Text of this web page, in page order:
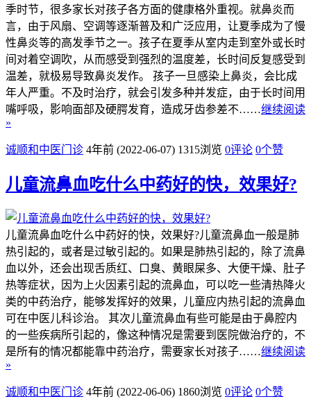
季时节，很多家长对孩子各方面的健康格外重视。就鼻炎而
言，由于风扇、空调等逐渐普及和广泛应用，让夏季成为了慢
性鼻炎等的高发季节之一。孩子在夏季从室内走到室外或长时
间对着空调吹，从而感受到强烈的温度差，长时间反复感受到
温差，就极易导致鼻炎发作。 孩子一旦感染上鼻炎，会比成
年人严重。不及时治疗，就会引发多种并发症，由于长时间用
嘴呼吸，影响面部及硬腭发育，造成牙齿参差不……继续阅读
»
诚顺和中医门诊 4年前 (2022-06-07) 1315浏览 0评论 0个赞
儿童流鼻血吃什么中药好的快，效果好?
儿童流鼻血吃什么中药好的快，效果好?儿童流鼻血一般是肺
热引起的，或者是过敏引起的。如果是肺热引起的，除了流鼻
血以外，还会出现舌质红、口臭、黄眼屎多、大便干燥、肚子
热等症状，因为上火因素引起的流鼻血，可以吃一些清热降火
类的中药治疗，能够发挥好的效果，儿童应内热引起的流鼻血
可在中医儿科诊治。 其次儿童流鼻血有些可能是由于鼻腔内
的一些疾病所引起的，像这种情况是需要到医院做治疗的，不
是所有的情况都能靠中药治疗，需要家长对孩子……继续阅读
»
诚顺和中医门诊 4年前 (2022-06-06) 1860浏览 0评论 0个赞